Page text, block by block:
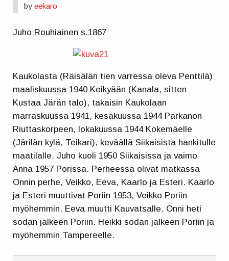
byeekaro
Juho Rouhiainen s.1867
Kaukolasta (Räisälän tien varressa oleva Penttilä)
maaliskuussa 1940 Keikyään (Kanala, sitten
Kustaa Järän talo), takaisin Kaukolaan
marraskuussa 1941, kesäkuussa 1944 Parkanon
Riuttaskorpeen, lokakuussa 1944 Kokemäelle
(Järilän kylä, Teikari), keväällä Siikaisista hankitulle
maatilalle. Juho kuoli 1950 Siikaisissa ja vaimo
Anna 1957 Porissa. Perheessä olivat matkassa
Onnin perhe, Veikko, Eeva, Kaarlo ja Esteri. Kaarlo
ja Esteri muuttivat Poriin 1953, Veikko Poriin
myöhemmin. Eeva muutti Kauvatsalle. Onni heti
sodan jälkeen Poriin. Heikki sodan jälkeen Poriin ja
myöhemmin Tampereelle.